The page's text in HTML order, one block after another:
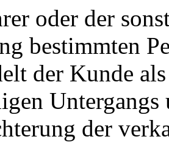
oder der
bestimmten
der Kunde
der